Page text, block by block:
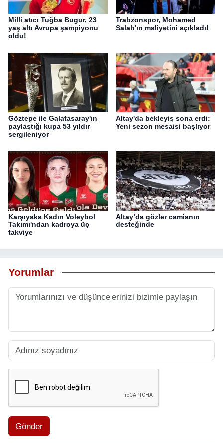
Milli atıcı Tuğba Bugur, 23
yaş altı Avrupa şampiyonu
oldu!
Trabzonspor, Mohamed
Salah'ın maliyetini açıkladı!
Göztepe ile Galatasaray'ın
paylaştığı kupa 53 yıldır
sergileniyor
Altay'da bekleyiş sona erdi:
Yeni sezon mesaisi başlıyor
Karşıyaka Kadın Voleybol
Takımı'ndan kadroya üç
takviye
Altay’da gözler camianın
desteğinde
Yorumlar
Gönder